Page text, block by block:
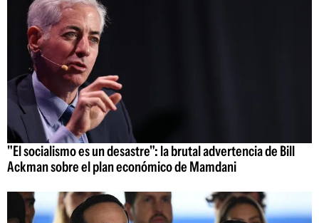
"El socialismo es un desastre": la brutal advertencia de Bill
Ackman sobre el plan económico de Mamdani